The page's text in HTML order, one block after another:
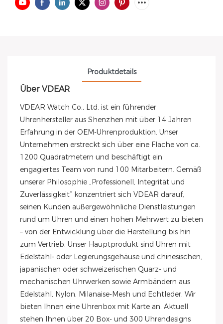
Produktdetails
Über VDEAR
VDEAR Watch Co., Ltd. ist ein führender
Uhrenhersteller aus Shenzhen mit über 14 Jahren
Erfahrung in der OEM-Uhrenproduktion. Unser
Unternehmen erstreckt sich über eine Fläche von ca.
1200 Quadratmetern und beschäftigt ein
engagiertes Team von rund 100 Mitarbeitern. Gemäß
unserer Philosophie „Professionell, Integrität und
Zuverlässigkeit“ konzentriert sich VDEAR darauf,
seinen Kunden außergewöhnliche Dienstleistungen
rund um Uhren und einen hohen Mehrwert zu bieten
– von der Entwicklung über die Herstellung bis hin
zum Vertrieb. Unser Hauptprodukt sind Uhren mit
Edelstahl- oder Legierungsgehäuse und chinesischen,
japanischen oder schweizerischen Quarz- und
mechanischen Uhrwerken sowie Armbändern aus
Edelstahl, Nylon, Milanaise-Mesh und Echtleder. Wir
bieten Ihnen eine Uhrenbox mit Karte an. Aktuell
stehen Ihnen über 20 Box- und 300 Uhrendesigns